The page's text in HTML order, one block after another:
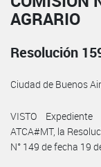
AGRARIO
Resolución
Ciudad de Buenos
VISTO
ATCA#MT, la
N° 149 de fecha 19